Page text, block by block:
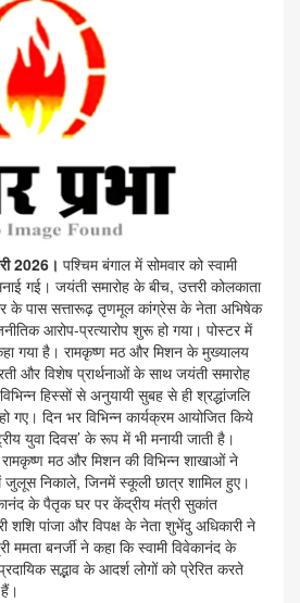
2026। पश्चिम बंगाल में सोमवार को स्वामी
गई। जयंती समारोह के बीच, उत्तरी कोलकाता
के पास सत्तारूढ़ तृणमूल कांग्रेस के नेता अभिषेक
आरोप-प्रत्यारोप शुरू हो गया। पोस्टर में
गया है। रामकृष्ण मठ और मिशन के मुख्यालय
और विशेष प्रार्थनाओं के साथ जयंती समारोह
हिस्सों से अनुयायी सुबह से ही श्रद्धांजलि
गए। दिन भर विभिन्न कार्यक्रम आयोजित किये
युवा दिवस’ के रूप में भी मनायी जाती है।
रामकृष्ण मठ और मिशन की विभिन्न शाखाओं ने
निकाले, जिनमें स्कूली छात्र शामिल हुए।
के पैतृक घर पर केंद्रीय मंत्री सुकांत
शशि पांजा और विपक्ष के नेता शुभेंदु अधिकारी ने
ममता बनर्जी ने कहा कि स्वामी विवेकानंद के
सद्भाव के आदर्श लोगों को प्रेरित करते